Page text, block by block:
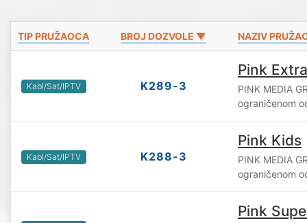
TIP PRUŽAOCA BROJ DOZVOLE ▼ NAZIV
Kabl/Sat/IPTV K289-3
Pink Extra
PINK MEDIA
ograničenom
Kabl/Sat/IPTV K288-3
Pink Kids
PINK MEDIA
ograničenom
Pink